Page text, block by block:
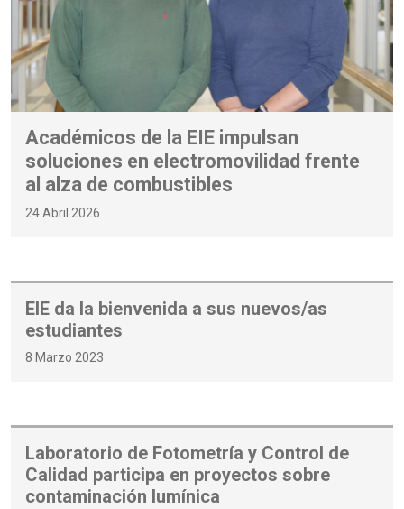
Académicos de la EIE impulsan
soluciones en electromovilidad frente
al alza de combustibles
24 Abril 2026
EIE da la bienvenida a sus nuevos/as
estudiantes
8 Marzo 2023
Laboratorio de Fotometría y Control de
Calidad participa en proyectos sobre
contaminación lumínica